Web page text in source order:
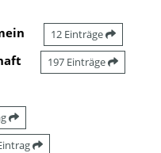
12 Einträge
197 Einträge